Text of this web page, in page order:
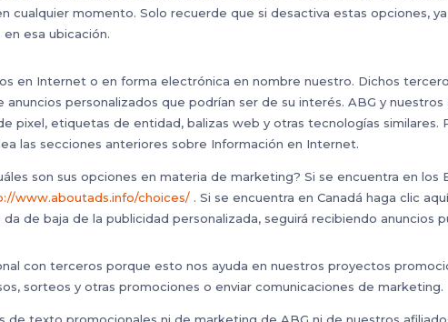
cualquier momento. Solo recuerde que si desactiva estas opciones,
esa ubicación.
en Internet o en forma electrónica en nombre nuestro. Dichos
personalizados que podrían ser de su interés. ABG y
pixel, etiquetas de entidad, balizas web y otras tecnologías similares.
las secciones anteriores sobre Información en Internet.
son sus opciones en materia de marketing? Si se encuentra en los
www.aboutads.info/choices/ . Si se encuentra en Canadá haga clic
da de baja de la publicidad personalizada, seguirá recibiendo anuncios
con terceros porque esto nos ayuda en nuestros proyectos
sorteos y otras promociones o enviar comunicaciones de marketing.